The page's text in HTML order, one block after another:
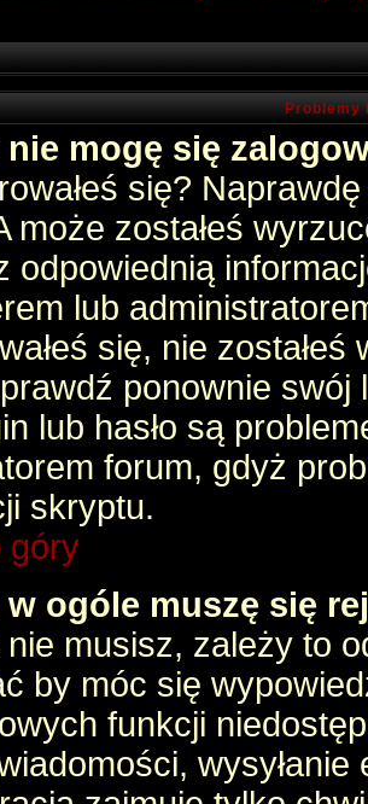
Problemy
nie mogę się
się?
może zostałeś
odpowiednią
lub
się, nie
ponownie swój
lub hasło są
forum, gdyż
skryptu.
góry
w ogóle muszę się
musisz, zależy to
by móc się
funkcji